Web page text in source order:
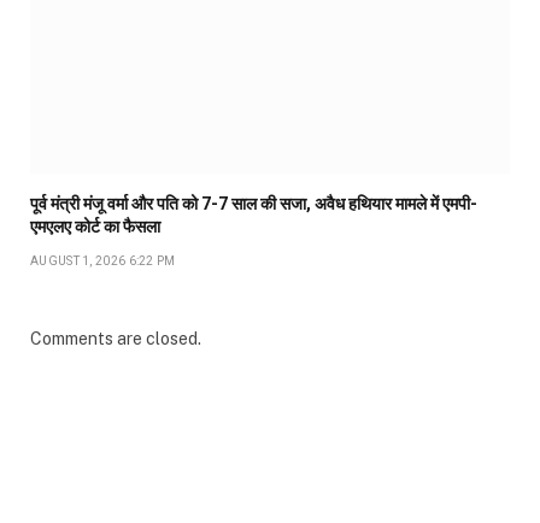
पूर्व मंत्री मंजू वर्मा और पति को 7-7 साल की सजा, अवैध हथियार मामले में एमपी-
एमएलए कोर्ट का फैसला
AUGUST 1, 2026 6:22 PM
Comments are closed.